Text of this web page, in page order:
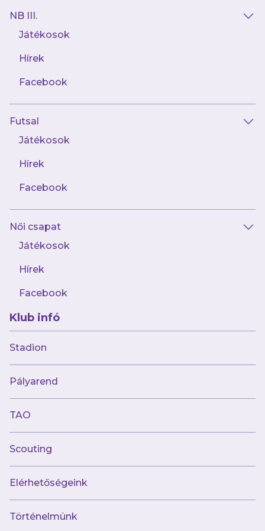
NB III.
Játékosok
Hírek
Facebook
Futsal
Játékosok
Hírek
Facebook
Női csapat
Játékosok
Hírek
Facebook
Klub infó
Stadion
Pályarend
TAO
Scouting
Elérhetőségeink
Történelmünk
2024.11.27
„Ha megnézzük, honnan indultunk és hová
előre”
kikapott a Nyíregyházától
2024.11.22